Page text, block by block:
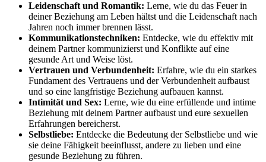
Leidenschaft und Romantik: Lerne, wie du das Feuer in
deiner Beziehung am Leben hältst und die Leidenschaft nach
Jahren noch immer brennen lässt.
Kommunikationstechniken: Entdecke, wie du effektiv mit
deinem Partner kommunizierst und Konflikte auf eine
gesunde Art und Weise löst.
Vertrauen und Verbundenheit: Erfahre, wie du ein starkes
Fundament des Vertrauens und der Verbundenheit aufbaust
und so eine langfristige Beziehung aufbauen kannst.
Intimität und Sex: Lerne, wie du eine erfüllende und intime
Beziehung mit deinem Partner aufbaust und eure sexuellen
Erfahrungen bereicherst.
Selbstliebe: Entdecke die Bedeutung der Selbstliebe und wie
sie deine Fähigkeit beeinflusst, andere zu lieben und eine
gesunde Beziehung zu führen.